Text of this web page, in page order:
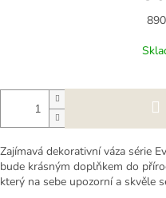
Zajímavá dekorativní váza série
bude krásným doplňkem do
který na sebe upozorní a skvěle